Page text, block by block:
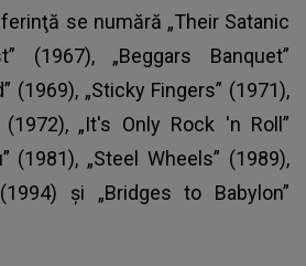
se numără „Their Satanic
(1967), „Beggars Banquet”
(1969), „Sticky Fingers” (1971),
„It's Only Rock 'n Roll”
(1981), „Steel Wheels” (1989),
şi „Bridges to Babylon”